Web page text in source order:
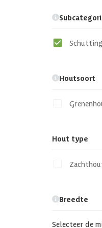
Schutting
Houtsoort
Hout type
Breedte
Selecteer de